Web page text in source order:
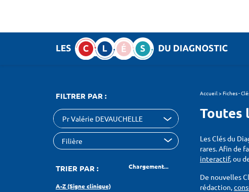
FILTRER PAR :
Pr Valérie DEVAUCHELLE
TRIER PAR : Chargement...
A-Z (Signe clinique)
Accueil>Fiches -
Toutes
Les Clés du
rares. Afin de
interactif, ou
De nouvelles
rédaction,